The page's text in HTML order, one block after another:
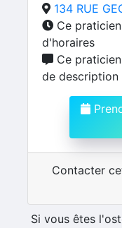
134 RUE
Ce
d'horaires
Ce
de description
Contacter
Si vous êtes